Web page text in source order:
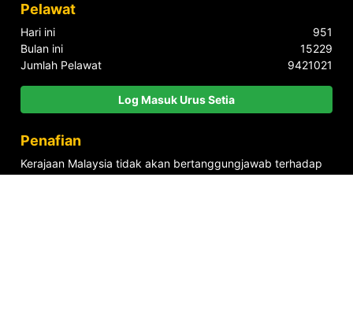
Pelawat
Hari ini
951
Bulan ini
15229
Jumlah Pelawat
9421021
Log Masuk Urus Setia
Penafian
Kerajaan Malaysia tidak akan bertanggungjawab terhadap